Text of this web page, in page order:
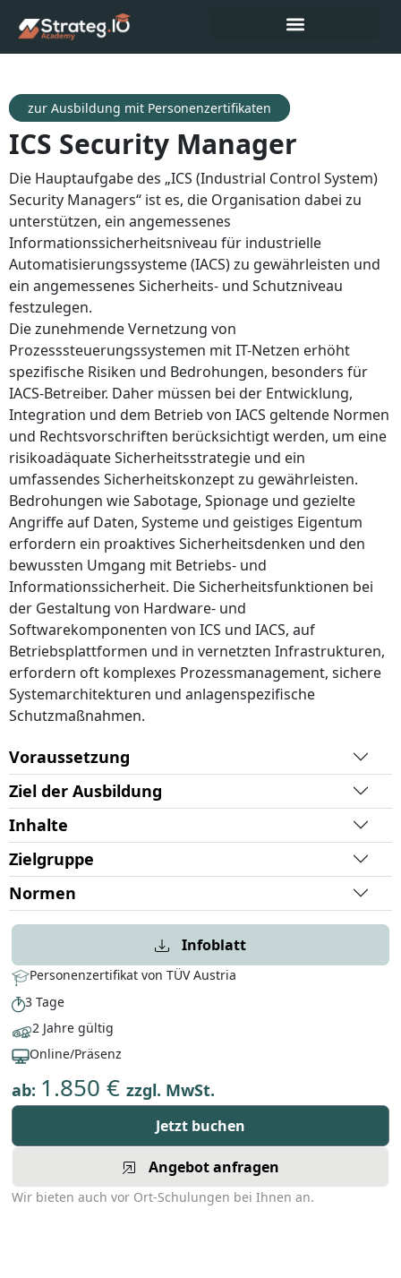
zur Ausbildung mit Personenzertifikaten
ICS Security Manager
Die Hauptaufgabe des „ICS (Industrial Control System)
Security Managers“ ist es, die Organisation dabei zu
unterstützen, ein angemessenes
Informationssicherheitsniveau für industrielle
Automatisierungssysteme (IACS) zu gewährleisten und
ein angemessenes Sicherheits- und Schutzniveau
festzulegen.
Die zunehmende Vernetzung von
Prozesssteuerungssystemen mit IT-Netzen erhöht
spezifische Risiken und Bedrohungen, besonders für
IACS-Betreiber. Daher müssen bei der Entwicklung,
Integration und dem Betrieb von IACS geltende Normen
und Rechtsvorschriften berücksichtigt werden, um eine
risikoadäquate Sicherheitsstrategie und ein
umfassendes Sicherheitskonzept zu gewährleisten.
Bedrohungen wie Sabotage, Spionage und gezielte
Angriffe auf Daten, Systeme und geistiges Eigentum
erfordern ein proaktives Sicherheitsdenken und den
bewussten Umgang mit Betriebs- und
Informationssicherheit. Die Sicherheitsfunktionen bei
der Gestaltung von Hardware- und
Softwarekomponenten von ICS und IACS, auf
Betriebsplattformen und in vernetzten Infrastrukturen,
erfordern oft komplexes Prozessmanagement, sichere
Systemarchitekturen und anlagenspezifische
Schutzmaßnahmen.
Voraussetzung
Ziel der Ausbildung
Inhalte
Zielgruppe
Normen
Infoblatt
Personenzertifikat von TÜV Austria
3 Tage
2 Jahre gültig
Online/Präsenz
ab: 1.850 € zzgl. MwSt.
Jetzt buchen
Angebot anfragen
Wir bieten auch vor Ort-Schulungen bei Ihnen an.